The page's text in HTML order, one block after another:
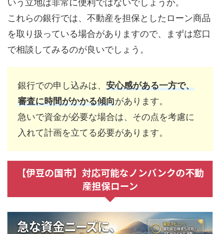
いう立地は非常に便利ではないでしょうか。
これらの銀行では、不動産を担保としたローン商品
を取り扱っている場合がありますので、まずは窓口
で相談してみるのが良いでしょう。
銀行での申し込みは、 安心感がある一方で、
審査に時間がかかる傾向があります。
急いで資金が必要な場合は、その点を考慮に
入れて計画を立てる必要があります。
【伊豆の国市】対応可能なノンバンクの不動
産担保ローン